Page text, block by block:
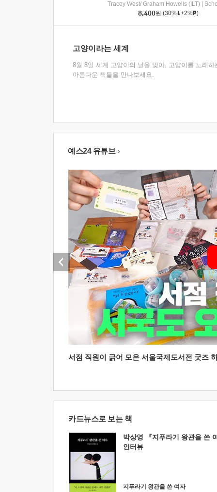
Tracey West/ Graham Howells (ILT)
8,400원 (30% +2% )
고양이라는 세계
8월 8일 세계 고양이의 날을 맞아, 고양이를 노래하
아름다운 책들을 만나보세요.
예스24 유튜브
서점 직원이 긁어 모은 서울국제도서전 굿즈
카드뉴스로 보는 책
박상영 『지푸라기 왕관을 쓴
인터뷰
지푸라기 왕관을 쓴 여자